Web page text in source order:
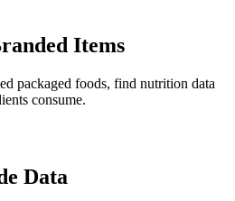
Items
packaged foods, find nutrition data
consume.
Data